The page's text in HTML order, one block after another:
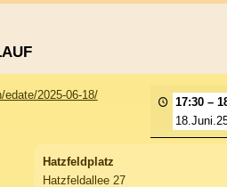
17:30 –
edate/2025-06-18/
Hatzfeldplatz
Hatzfeldallee 27